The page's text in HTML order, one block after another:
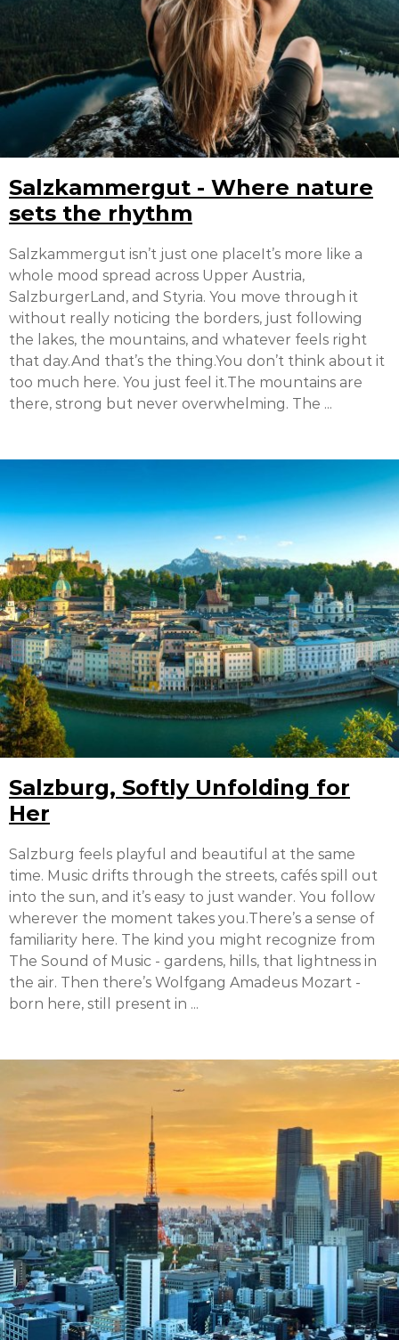
Salzkammergut - Where nature
sets the rhythm
Salzkammergut isn’t just one placeIt’s more like a
whole mood spread across Upper Austria,
SalzburgerLand, and Styria. You move through it
without really noticing the borders, just following
the lakes, the mountains, and whatever feels right
that day.And that’s the thing.You don’t think about it
too much here. You just feel it.The mountains are
there, strong but never overwhelming. The ...
Salzburg, Softly Unfolding for
Her
Salzburg feels playful and beautiful at the same
time. Music drifts through the streets, cafés spill out
into the sun, and it’s easy to just wander. You follow
wherever the moment takes you.There’s a sense of
familiarity here. The kind you might recognize from
The Sound of Music - gardens, hills, that lightness in
the air. Then there’s Wolfgang Amadeus Mozart -
born here, still present in ...